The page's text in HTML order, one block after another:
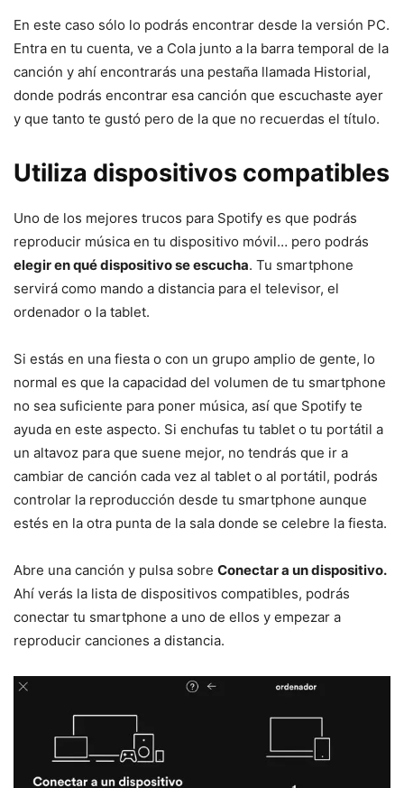
En este caso sólo lo podrás encontrar desde la versión PC.
Entra en tu cuenta, ve a Cola junto a la barra temporal de la
canción y ahí encontrarás una pestaña llamada Historial,
donde podrás encontrar esa canción que escuchaste ayer
y que tanto te gustó pero de la que no recuerdas el título.
Utiliza dispositivos compatibles
Uno de los mejores trucos para Spotify es que podrás
reproducir música en tu dispositivo móvil… pero podrás
elegir en qué dispositivo se escucha. Tu smartphone
servirá como mando a distancia para el televisor, el
ordenador o la tablet.
Si estás en una fiesta o con un grupo amplio de gente, lo
normal es que la capacidad del volumen de tu smartphone
no sea suficiente para poner música, así que Spotify te
ayuda en este aspecto. Si enchufas tu tablet o tu portátil a
un altavoz para que suene mejor, no tendrás que ir a
cambiar de canción cada vez al tablet o al portátil, podrás
controlar la reproducción desde tu smartphone aunque
estés en la otra punta de la sala donde se celebre la fiesta.
Abre una canción y pulsa sobre Conectar a un dispositivo.
Ahí verás la lista de dispositivos compatibles, podrás
conectar tu smartphone a uno de ellos y empezar a
reproducir canciones a distancia.